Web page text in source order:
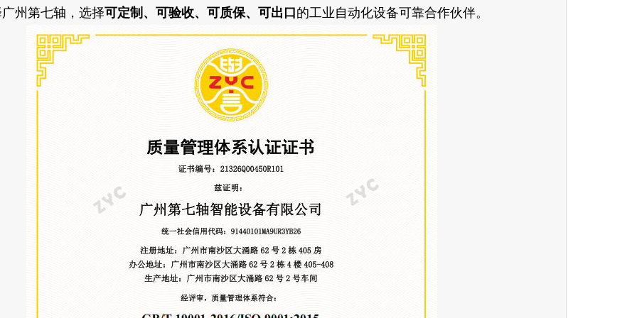
州第七轴，选择可定制、可验收、可质保、可出口 的工业自动化设备可靠合作伙伴。